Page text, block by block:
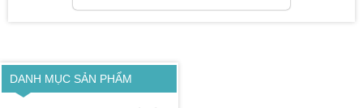
DANH MỤC SẢN PHẨM